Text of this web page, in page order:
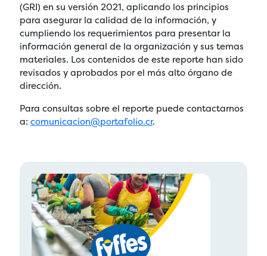
(GRI) en su versión 2021, aplicando los principios
para asegurar la calidad de la información, y
cumpliendo los requerimientos para presentar la
información general de la organización y sus temas
materiales. Los contenidos de este reporte han sido
revisados y aprobados por el más alto órgano de
dirección.
Para consultas sobre el reporte puede contactarnos
a:comunicacion@portafolio.cr.